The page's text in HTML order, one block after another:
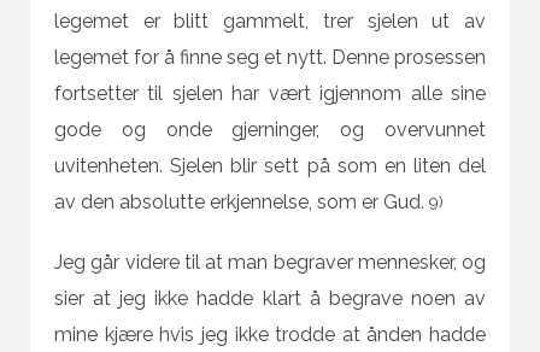
legemet er blitt gammelt, trer sjelen ut av
legemet for å finne seg et nytt. Denne prosessen
fortsetter til sjelen har vært igjennom alle sine
gode og onde gjerninger, og overvunnet
uvitenheten. Sjelen blir sett på som en liten del
av den absolutte erkjennelse, som er Gud. 9)
Jeg går videre til at man begraver mennesker, og
sier at jeg ikke hadde klart å begrave noen av
mine kjære hvis jeg ikke trodde at ånden hadde